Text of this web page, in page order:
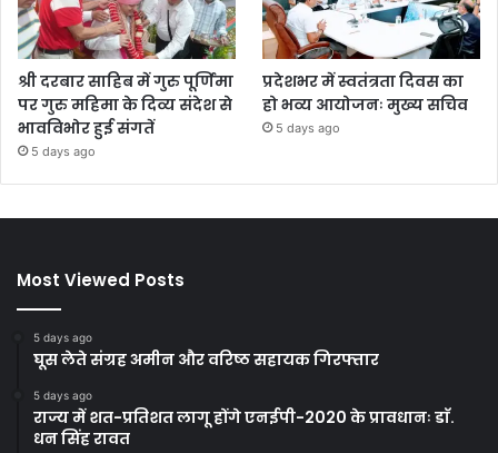
श्री दरबार साहिब में गुरु पूर्णिमा
पर गुरु महिमा के दिव्य संदेश से
भावविभोर हुई संगतें
5 days ago
प्रदेशभर में स्वतंत्रता दिवस का
हो भव्य आयोजनः मुख्य सचिव
5 days ago
Most Viewed Posts
5 days ago
घूस लेते संग्रह अमीन और वरिष्ठ सहायक गिरफ्तार
5 days ago
राज्य में शत-प्रतिशत लागू होंगे एनईपी-2020 के प्रावधानः डाॅ.
धन सिंह रावत